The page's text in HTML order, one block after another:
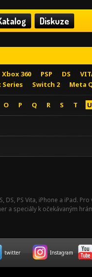
Diskuze
Xbox 360 PSP DS
Series Switch 2 Meta
O P Q R S T U
DS, PS Vita, iPhone a iPad.
a speciály k očekávaným
twitter Instagram